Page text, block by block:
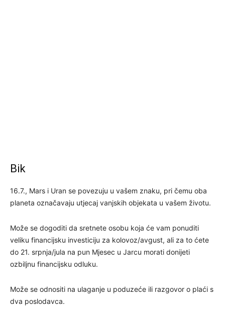
Bik
16.7., Mars i Uran se povezuju u vašem znaku, pri čemu oba
planeta označavaju utjecaj vanjskih objekata u vašem životu.
Može se dogoditi da sretnete osobu koja će vam ponuditi
veliku financijsku investiciju za kolovoz/avgust, ali za to ćete
do 21. srpnja/jula na pun Mjesec u Jarcu morati donijeti
ozbiljnu financijsku odluku.
Može se odnositi na ulaganje u poduzeće ili razgovor o plaći s
dva poslodavca.